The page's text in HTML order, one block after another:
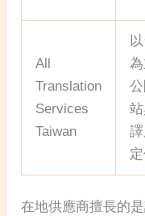
All
Translation
Services
Taiwan
在地供應商擅長的